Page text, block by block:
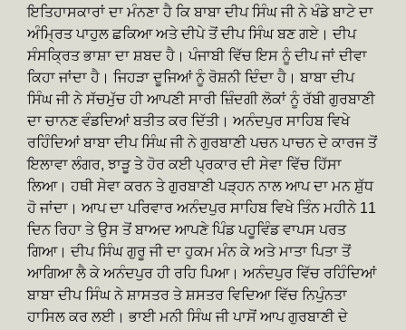
ਇਤਿਹਾਸਕਾਰਾਂ ਦਾ ਮੰਨਣਾ ਹੈ ਕਿ ਬਾਬਾ ਦੀਪ ਸਿੰਘ ਜੀ ਨੇ ਖੰਡੇ ਬਾਟੇ ਦਾ
ਅੰਮ੍ਰਿਤ ਪਾਹੁਲ ਛਕਿਆ ਅਤੇ ਦੀਪੇ ਤੋਂ ਦੀਪ ਸਿੰਘ ਬਣ ਗਏ। ਦੀਪ
ਸੰਸਕ੍ਰਿਤ ਭਾਸ਼ਾ ਦਾ ਸ਼ਬਦ ਹੈ। ਪੰਜਾਬੀ ਵਿੱਚ ਇਸ ਨੂੰ ਦੀਪ ਜਾਂ ਦੀਵਾ
ਕਿਹਾ ਜਾਂਦਾ ਹੈ। ਜਿਹੜਾ ਦੂਜਿਆਂ ਨੂੰ ਰੋਸ਼ਨੀ ਦਿੰਦਾ ਹੈ। ਬਾਬਾ ਦੀਪ
ਸਿੰਘ ਜੀ ਨੇ ਸੱਚਮੁੱਚ ਹੀ ਆਪਣੀ ਸਾਰੀ ਜ਼ਿੰਦਗੀ ਲੋਕਾਂ ਨੂੰ ਰੱਬੀ ਗੁਰਬਾਣੀ
ਦਾ ਚਾਨਣ ਵੰਡਦਿਆਂ ਬਤੀਤ ਕਰ ਦਿੱਤੀ। ਅਨੰਦਪੁਰ ਸਾਹਿਬ ਵਿਖੇ
ਰਹਿੰਦਿਆਂ ਬਾਬਾ ਦੀਪ ਸਿੰਘ ਜੀ ਨੇ ਗੁਰਬਾਣੀ ਪਚਨ ਪਾਚਨ ਦੇ ਕਾਰਜ ਤੋਂ
ਇਲਾਵਾ ਲੰਗਰ, ਝਾੜੂ ਤੇ ਹੋਰ ਕਈ ਪ੍ਰਕਾਰ ਦੀ ਸੇਵਾ ਵਿੱਚ ਹਿੱਸਾ
ਲਿਆ। ਹਥੀ ਸੇਵਾ ਕਰਨ ਤੇ ਗੁਰਬਾਣੀ ਪੜ੍ਹਨ ਨਾਲ ਆਪ ਦਾ ਮਨ ਸ਼ੁੱਧ
ਹੋ ਜਾਂਦਾ। ਆਪ ਦਾ ਪਰਿਵਾਰ ਅਨੰਦਪੁਰ ਸਾਹਿਬ ਵਿਖੇ ਤਿੰਨ ਮਹੀਨੇ 11
ਦਿਨ ਰਿਹਾ ਤੇ ਉਸ ਤੋਂ ਬਾਅਦ ਆਪਣੇ ਪਿੰਡ ਪਹੂਵਿੰਡ ਵਾਪਸ ਪਰਤ
ਗਿਆ। ਦੀਪ ਸਿੰਘ ਗੁਰੂ ਜੀ ਦਾ ਹੁਕਮ ਮੰਨ ਕੇ ਅਤੇ ਮਾਤਾ ਪਿਤਾ ਤੋਂ
ਆਗਿਆ ਲੈ ਕੇ ਅਨੰਦਪੁਰ ਹੀ ਰਹਿ ਪਿਆ। ਅਨੰਦਪੁਰ ਵਿੱਚ ਰਹਿੰਦਿਆਂ
ਬਾਬਾ ਦੀਪ ਸਿੰਘ ਨੇ ਸ਼ਾਸਤਰ ਤੇ ਸ਼ਸਤਰ ਵਿਦਿਆ ਵਿੱਚ ਨਿਪੁੰਨਤਾ
ਹਾਸਿਲ ਕਰ ਲਈ। ਭਾਈ ਮਨੀ ਸਿੰਘ ਜੀ ਪਾਸੋਂ ਆਪ ਗੁਰਬਾਣੀ ਦੇ